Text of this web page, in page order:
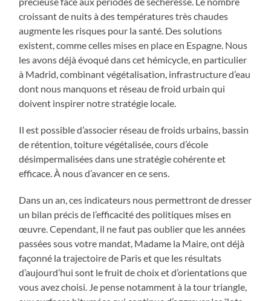
croissant de nuits à des températures très chaudes
augmente les risques pour la santé. Des solutions
existent, comme celles mises en place en Espagne. Nous
les avons déjà évoqué dans cet hémicycle, en particulier
à Madrid, combinant végétalisation, infrastructure d’eau
dont nous manquons et réseau de froid urbain qui
doivent inspirer notre stratégie locale.
Il est possible d’associer réseau de froids urbains, bassin
de rétention, toiture végétalisée, cours d’école
désimpermalisées dans une stratégie cohérente et
efficace. À nous d’avancer en ce sens.
Dans un an, ces indicateurs nous permettront de dresser
un bilan précis de l’efficacité des politiques mises en
œuvre. Cependant, il ne faut pas oublier que les années
passées sous votre mandat, Madame la Maire, ont déjà
façonné la trajectoire de Paris et que les résultats
d’aujourd’hui sont le fruit de choix et d’orientations que
vous avez choisi. Je pense notamment à la tour triangle,